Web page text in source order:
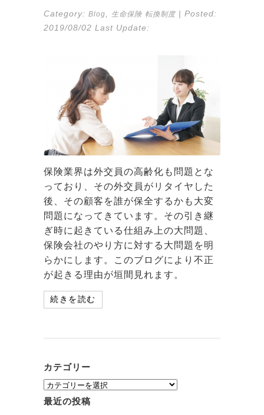
Category: Blog 生命保険 転換制度| Posted:
2019/08/02 Last Update:
保険業界は外交員の高齢化も問題とな
っており、その外交員がリタイヤした
後、その顧客を誰が保全するかも大変
問題になってきています。その引き継
ぎ時に起きている仕組み上の大問題、
保険会社のやり方に対する大問題を明
らかにします。このブログにより不正
が起きる理由が垣間見れます。
続きを読む
カテゴリー
カ
テ
ゴ
最近の投稿